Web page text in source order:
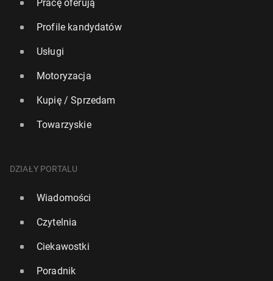
Pracę oferują
Profile kandydatów
Usługi
Motoryzacja
Kupię / Sprzedam
Towarzyskie
DZIAŁY PORTALU
Wiadomości
Czytelnia
Ciekawostki
Poradnik